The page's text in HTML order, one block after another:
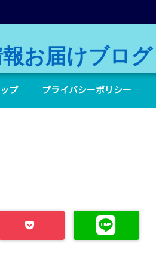
報お届けブログ
プ プライバシーポリシー